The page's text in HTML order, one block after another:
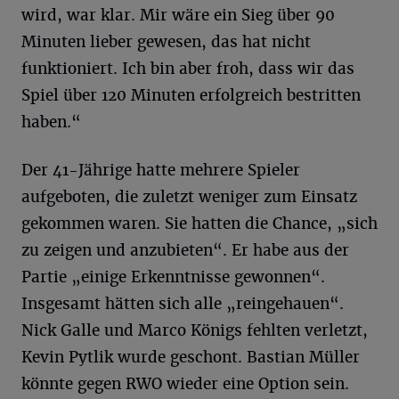
wird, war klar. Mir wäre ein Sieg über 90
Minuten lieber gewesen, das hat nicht
funktioniert. Ich bin aber froh, dass wir das
Spiel über 120 Minuten erfolgreich bestritten
haben.“
Der 41-Jährige hatte mehrere Spieler
aufgeboten, die zuletzt weniger zum Einsatz
gekommen waren. Sie hatten die Chance, „sich
zu zeigen und anzubieten“. Er habe aus der
Partie „einige Erkenntnisse gewonnen“.
Insgesamt hätten sich alle „reingehauen“.
Nick Galle und Marco Königs fehlten verletzt,
Kevin Pytlik wurde geschont. Bastian Müller
könnte gegen RWO wieder eine Option sein.